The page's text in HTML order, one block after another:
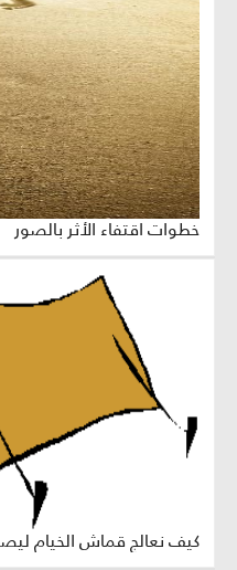
خطوات اقتفاء الأثر بالصور
كيف نعالج قماش الخيام